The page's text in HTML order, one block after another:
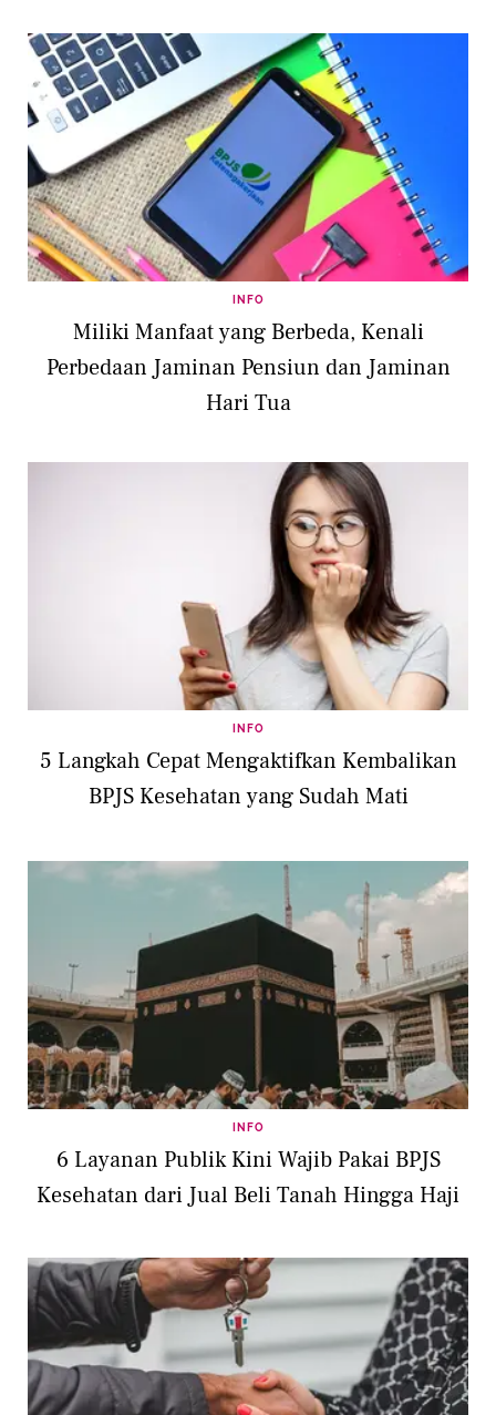
INFO
Miliki Manfaat yang Berbeda, Kenali
Perbedaan Jaminan Pensiun dan Jaminan
Hari Tua
INFO
5 Langkah Cepat Mengaktifkan Kembalikan
BPJS Kesehatan yang Sudah Mati
INFO
6 Layanan Publik Kini Wajib Pakai BPJS
Kesehatan dari Jual Beli Tanah Hingga Haji